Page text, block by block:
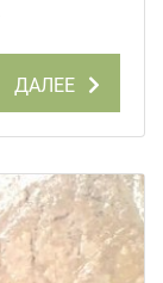
ДАЛЕЕ